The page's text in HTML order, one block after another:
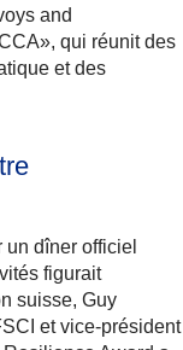
and
qui réunit des
et des
dîner officiel
figurait
suisse, Guy
et vice-président